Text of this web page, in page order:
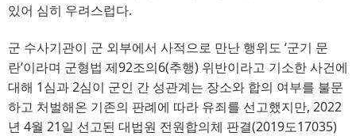
있어 심히 우려스럽다.
군 수사기관이 군 외부에서 사적으로 만난 행위도 ‘군기 문
란’이라며 군형법 제92조의6(추행) 위반이라고 기소한 사건에
대해 1심과2심이 군인 간 성관계는 장소와 합의 여부를 불문
하고 처벌해온 기존의 판례에 따라 유죄를 선고했지만, 2022
년 4월 21일 선고된 대법원 전원합의체 판결(2019도17035)